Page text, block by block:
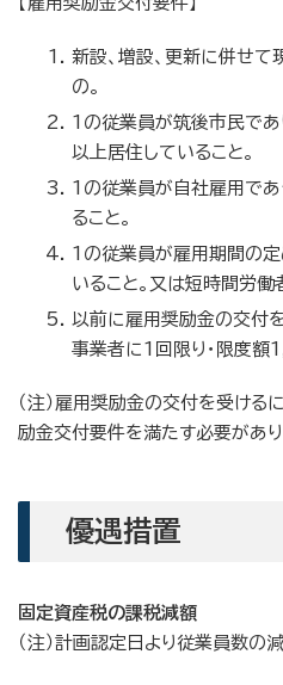
新設、増設、更新に併せ
の。
1の従業員が筑後市民であ
以上居住していること。
1の従業員が自社雇用であ
ること。
1の従業員が雇用期間の
いること。又は短時間労働
以前に雇用奨励金の交付を
事業者に1回限り・限度額
（注）雇用奨励金の交付を受ける
励金交付要件を満たす必要があり
優遇措置
固定資産税の課税減額
（注）計画認定日より従業員数の